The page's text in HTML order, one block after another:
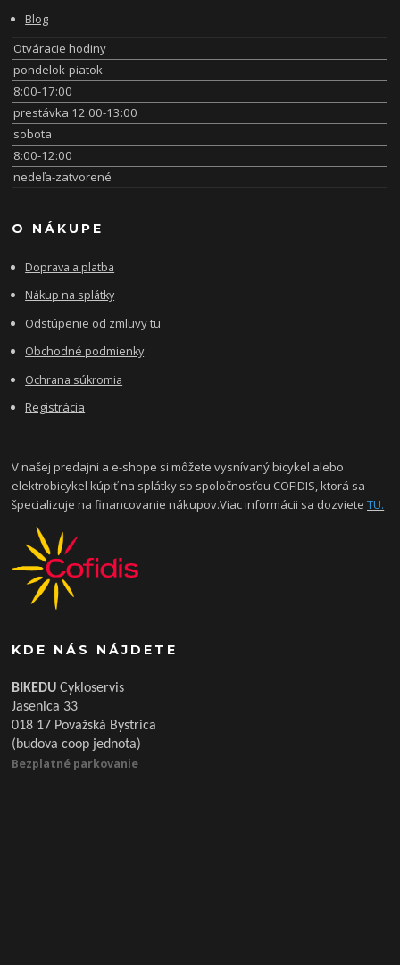
Blog
Otváracie hodiny
pondelok-piatok
8:00-17:00
prestávka 12:00-13:00
sobota
8:00-12:00
nedeľa-zatvorené
O NÁKUPE
Doprava a platba
Nákup na splátky
Odstúpenie od zmluvy tu
Obchodné podmienky
Ochrana súkromia
Registrácia
V našej predajni a e-shope si môžete vysnívaný bicykel alebo
elektrobicykel kúpiť na splátky so spoločnosťou COFIDIS, ktorá sa
špecializuje na financovanie nákupov.Viac informácii sa dozvieteTU.
KDE NÁS NÁJDETE
BIKEDUCykloservis
Jasenica 33
018 17 Považská Bystrica
(budova coop jednota)
Bezplatné parkovanie